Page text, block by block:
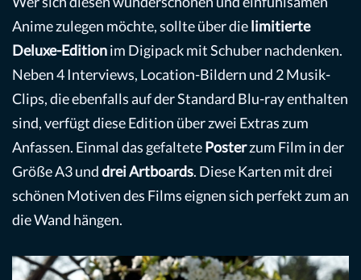
Anime zulegen möchte, sollte über dielimitierte
Deluxe-Editionim Digipack mit Schuber nachdenken.
Neben 4 Interviews, Location-Bildern und 2 Musik-
Clips, die ebenfalls auf der Standard Blu-ray enthalten
sind, verfügt diese Edition über zwei Extras zum
Anfassen. Einmal das gefaltetePosterzum Film in der
Größe A3 unddrei Artboards. Diese Karten mit drei
schönen Motiven des Films eignen sich perfekt zum an
die Wand hängen.